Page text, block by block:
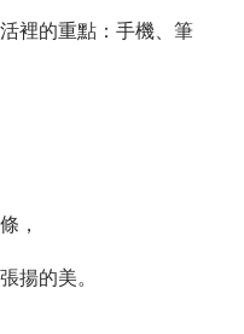
裡的重點：手機、筆
，
揚的美。